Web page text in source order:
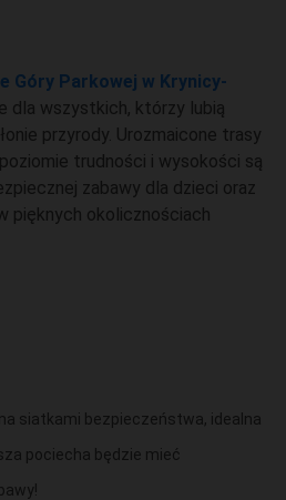
Góry Parkowej w Krynicy-
dla wszystkich, którzy lubią
przyrody. Urozmaicone trasy
trudności i wysokości są
zabawy dla dzieci oraz
pięknych okolicznościach
siatkami bezpieczeństwa, idealna
pociecha będzie mieć